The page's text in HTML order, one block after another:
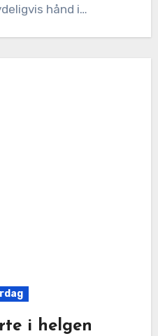
hånd i…
i helgen